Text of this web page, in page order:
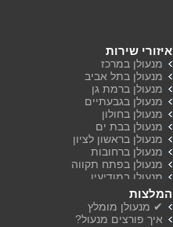
איזורי שירות
מנעולן במרכז
מנעולן בתל אביב
מנעולן ברמת גן
מנעולן בגבעתיים
מנעולן בחולון
מנעולן בבת ים
מנעולן בראשון לציון
מנעולן ברחובות
מנעולן בפתח תקווה
מנעולן במודיעין
מנעולן ברמת השרון
מנעולן בהוד השרון
המלצות
✔ מנעולן מומלץ
איך פורצים מנעול?